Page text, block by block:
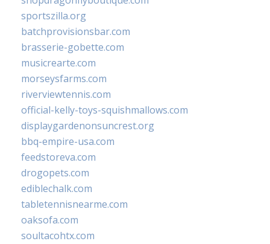
sportszilla.org
batchprovisionsbar.com
brasserie-gobette.com
musicrearte.com
morseysfarms.com
riverviewtennis.com
official-kelly-toys-squishmallows.com
displaygardenonsuncrest.org
bbq-empire-usa.com
feedstoreva.com
drogopets.com
ediblechalk.com
tabletennisnearme.com
oaksofa.com
soultacohtx.com